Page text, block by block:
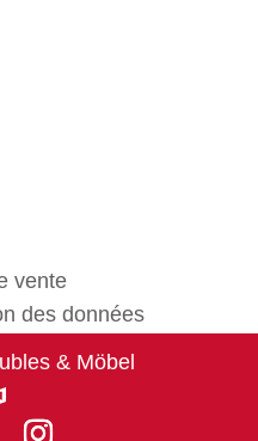
vente
des données
& Möbel